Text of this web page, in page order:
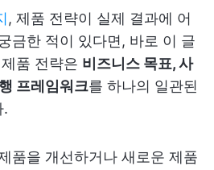
, 제품 전략이 실제 결과에 어
금한 적이 있다면, 바로 이 글
품 전략은 비즈니스 목표, 사
프레임워크를 하나의 일관된
.
품을 개선하거나 새로운 제품